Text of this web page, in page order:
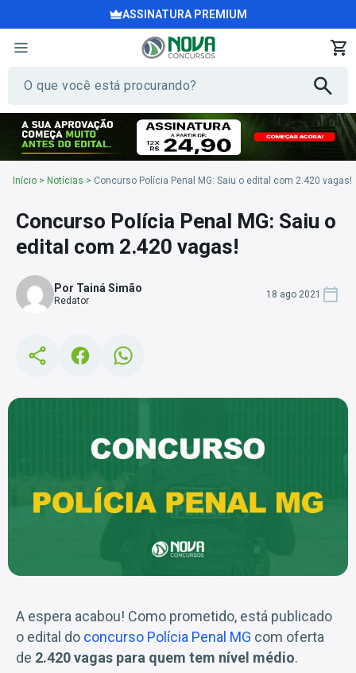
ASSINATURA PREMIUM
Início > Notícias > Concurso Polícia Penal MG: Saiu o edital com 2.420 vagas!
Concurso Polícia Penal MG: Saiu o
edital com 2.420 vagas!
Por Tainá Simão
Redator
18 ago 2021
A espera acabou! Como prometido, está publicado
o edital do concurso Polícia Penal MG com oferta
de 2.420 vagas para quem tem nível médio.